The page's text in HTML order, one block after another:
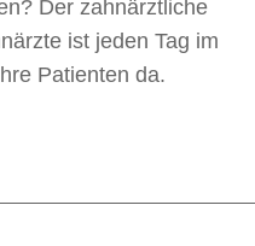
Der zahnärztliche
ist jeden Tag im
Patienten da.